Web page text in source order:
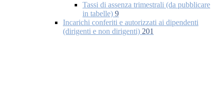
Tassi di assenza trimestrali (da pubblicare
in tabelle) 9
Incarichi conferiti e autorizzati ai dipendenti
(dirigenti e non dirigenti) 201